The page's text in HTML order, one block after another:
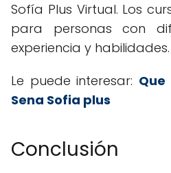
Sofía Plus Virtual. Los
para personas con
experiencia y habilidades.
Le puede interesar:
Sena Sofia plus
Conclusión